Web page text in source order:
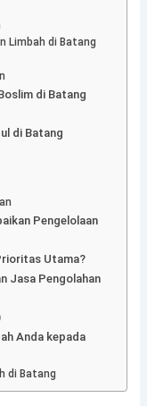
Limbah di Batang
di Batang
di Batang
Pengelolaan
Utama?
Jasa Pengolahan
Anda kepada
di Batang